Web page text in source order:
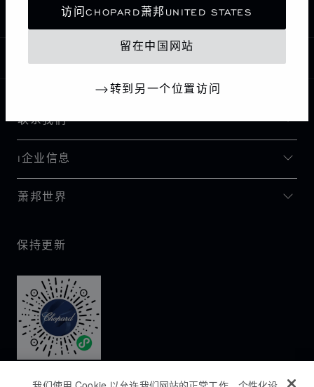
访问CHOPARD萧邦UNITED STATES
留在中国网站
转到另一个位置访问
本地化（更改国家/地区）
更改国家/地区
联系我们
I企业信息
萧邦世界
保持更新